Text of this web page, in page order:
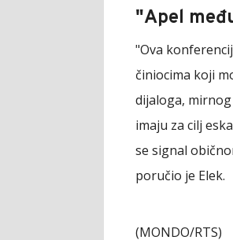
"Apel
"Ova
činiocima koji
dijaloga,
imaju za cilj
se signal
poručio je Elek.
(MONDO/RTS)